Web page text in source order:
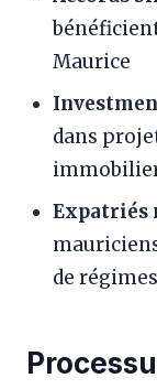
Maurice
dans
Expatriés
de